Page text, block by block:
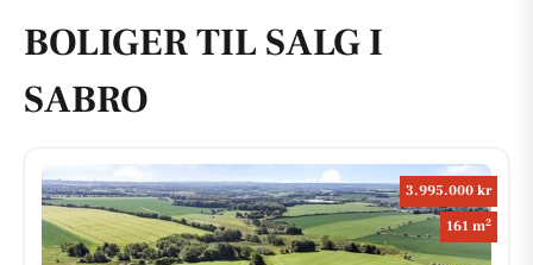
BOLIGER TIL SALG I
SABRO
3.995.000 kr
161 m2